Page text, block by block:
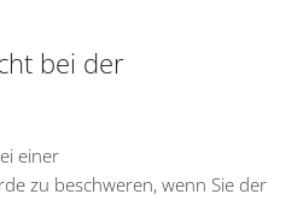
bei der
einer
zu beschweren, wenn Sie der